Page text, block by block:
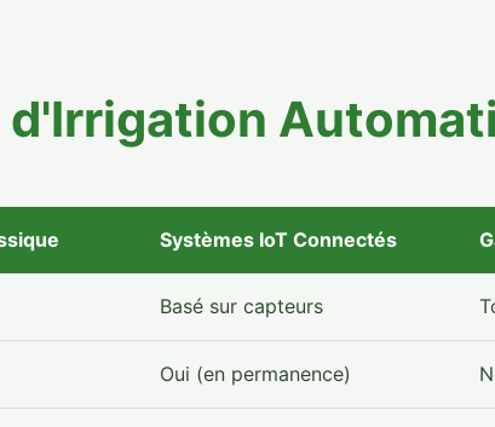
Systèmes IoT Connectés
Basé sur capteurs
Oui (en permanence)